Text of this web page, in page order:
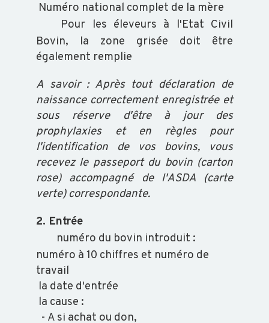
Numéro national complet de la mère
Pour les éleveurs à l'Etat Civil
Bovin, la zone grisée doit être
également remplie
A savoir : Après tout déclaration de
naissance correctement enregistrée et
sous réserve d'être à jour des
prophylaxies et en règles pour
l'identification de vos bovins, vous
recevez le passeport du bovin (carton
rose) accompagné de l'ASDA (carte
verte) correspondante.
2. Entrée
numéro du bovin introduit :
numéro à 10 chiffres et numéro de
travail
la date d'entrée
la cause :
- A si achat ou don,